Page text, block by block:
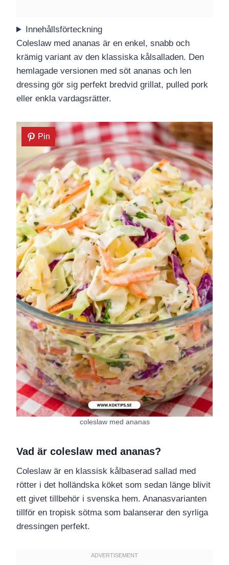
Innehållsförteckning
Coleslaw med ananas är en enkel, snabb och
krämig variant av den klassiska kålsalladen. Den
hemlagade versionen med söt ananas och len
dressing gör sig perfekt bredvid grillat, pulled pork
eller enkla vardagsrätter.
Pin
coleslaw med ananas
Vad är coleslaw med ananas?
Coleslaw är en klassisk kålbaserad sallad med
rötter i det holländska köket som sedan länge blivit
ett givet tillbehör i svenska hem. Ananasvarianten
tillför en tropisk sötma som balanserar den syrliga
dressingen perfekt.